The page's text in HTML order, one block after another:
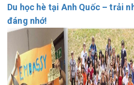
Du học hè tại Anh Quốc – trải
đáng nhớ!